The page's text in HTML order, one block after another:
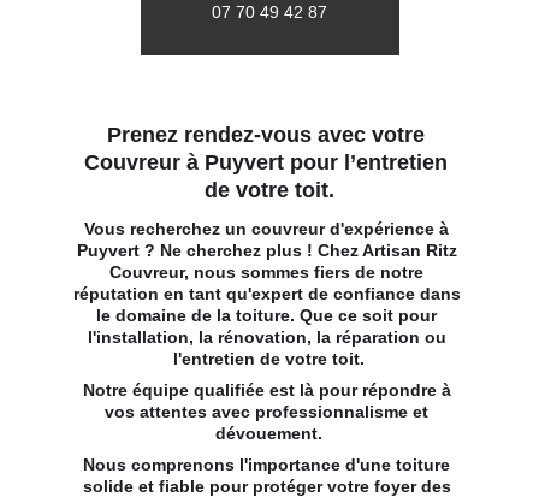
07 70 49 42 87
Prenez rendez-vous avec votre
Couvreur à Puyvert pour l’entretien
de votre toit.
Vous recherchez un couvreur d'expérience à
Puyvert ? Ne cherchez plus ! Chez Artisan Ritz
Couvreur, nous sommes fiers de notre
réputation en tant qu'expert de confiance dans
le domaine de la toiture. Que ce soit pour
l'installation, la rénovation, la réparation ou
l'entretien de votre toit.
Notre équipe qualifiée est là pour répondre à
vos attentes avec professionnalisme et
dévouement.
Nous comprenons l'importance d'une toiture
solide et fiable pour protéger votre foyer des